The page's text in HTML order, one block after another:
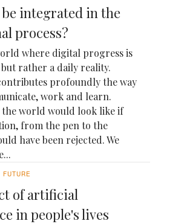
be integrated in the
process?
where digital progress is
rather a daily reality.
profoundly the way
work and learn.
the world would look like if
from the pen to the
have been rejected. We
FUTURE
of artificial
in people's lives